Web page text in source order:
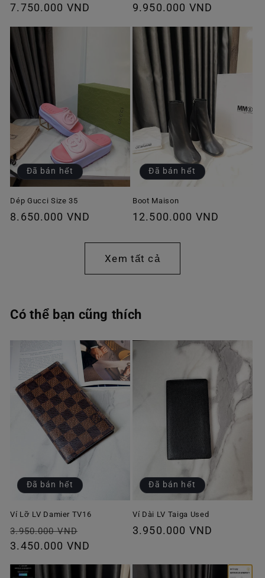
Giá
thường
7.750.000 VND
Giá
thường
9.950.000 VND
Đã bán hết
Dép Gucci Size 35
Giá
8.650.000 VND
Đã bán hết
Boot Maison
Giá
thường
12.500.000 VND
Xem tất cả
Có thể bạn cũng thích
Đã bán hết
Ví Lỡ LV Damier TV16
Giá
thông
3.950.000 VND
ưu
3.450.000 VND
Đã bán hết
Ví Dài LV Taiga Used
Giá
3.950.000 VND